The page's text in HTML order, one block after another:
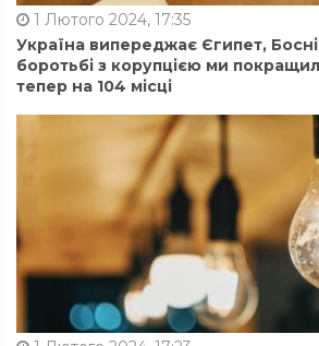
1 Лютого 2024, 17:35
Україна випереджає Єгипет,
боротьбі з корупцією ми
тепер на 104 місці